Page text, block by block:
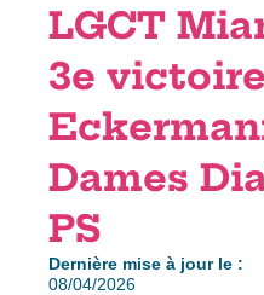
LGCT
3e
Dames
PS
Dernière mise à jour le :
08/04/2026